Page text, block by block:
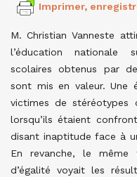
Imprimer,
M. Christian Vanneste
l’éducation nationale
scolaires obtenus par
sont mis en valeur. Une
victimes de stéréotypes
lorsqu’ils étaient
disant inaptitude face à
En revanche, le même
d’égalité voyait les